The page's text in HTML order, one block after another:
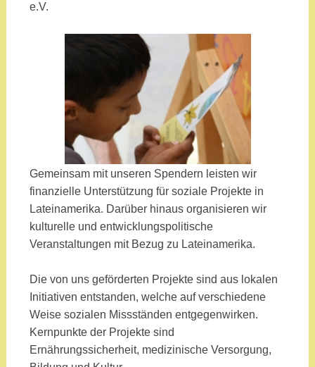
e.V.
Gemeinsam mit unseren Spendern leisten wir
finanzielle Unterstützung für soziale Projekte in
Lateinamerika. Darüber hinaus organisieren wir
kulturelle und entwicklungspolitische
Veranstaltungen mit Bezug zu Lateinamerika.
Die von uns geförderten Projekte sind aus lokalen
Initiativen entstanden, welche auf verschiedene
Weise sozialen Missständen entgegenwirken.
Kernpunkte der Projekte sind
Ernährungssicherheit, medizinische Versorgung,